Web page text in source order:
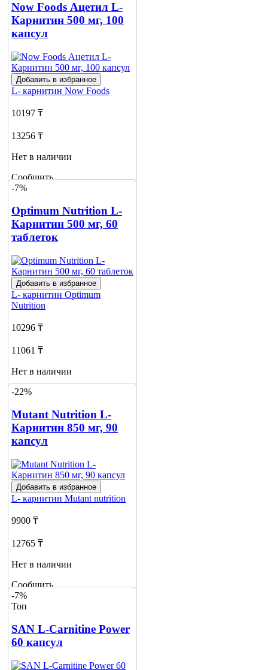
Now Foods Ацетил L-
Карнитин 500 мг, 100
капсул
Добавить в избранное
L- карнитин Now Foods
10197 ₸
13256 ₸
Нет в наличии
Сообщить
о наличии
-7%
Optimum Nutrition L-
Карнитин 500 мг, 60
таблеток
Добавить в избранное
L- карнитин Optimum
Nutrition
10296 ₸
11061 ₸
Нет в наличии
Сообщить
-22%
Mutant Nutrition L-
Карнитин 850 мг, 90
капсул
Добавить в избранное
L- карнитин Mutant nutrition
9900 ₸
12765 ₸
Нет в наличии
Сообщить
о наличии
-7%
Топ
SAN L-Carnitine Power
60 капсул